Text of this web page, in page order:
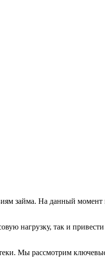
займа. На данный
нагрузку, так и
Мы рассмотрим